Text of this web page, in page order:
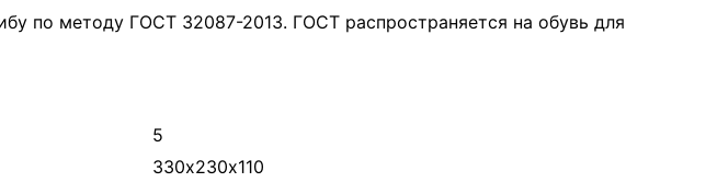
по методу ГОСТ 32087-2013. ГОСТ распространяется на обувь для
5
330х230х110